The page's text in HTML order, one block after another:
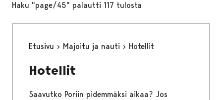
Haku "page/45" palautti 117 tulosta
Etusivu Majoitu ja nauti Hotellit
Hotellit
Saavutko Poriin pidemmäksi aikaa? Jos